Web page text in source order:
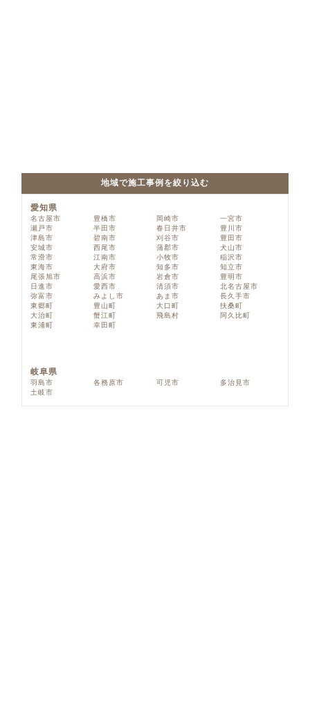
地域で施工事例を絞り込む
愛知県
名古屋市 豊橋市 岡崎市
一宮市
瀬戸市
半田市 春日井市
豊川市
津島市
碧南市 刈谷市
豊田市
安城市
西尾市 蒲郡市
犬山市
常滑市
江南市 小牧市
稲沢市
東海市
大府市 知多市
知立市
尾張旭市
高浜市 岩倉市
豊明市
日進市
愛西市 清須市
北名古屋市
弥富市
みよし市 あま市
長久手市
東郷町
豊山町 大口町
扶桑町
大治町
蟹江町 飛島村
阿久比町
東浦町
幸田町
岐阜県
羽島市 各務原市 可児市
多治見市
土岐市